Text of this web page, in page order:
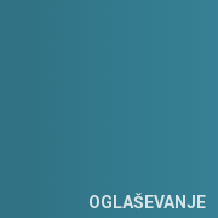
OGLAŠEVANJE